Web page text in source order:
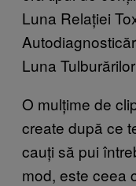
Luna Relației
Luna
O mulțime de
create după ce
cauți să pui
mod, este ceea